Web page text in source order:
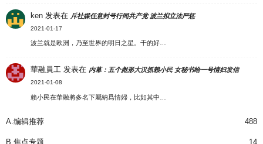
ken 发表在 斥社媒任意封号行同共产党 波兰拟立法严惩
2021-01-17
波兰就是欧洲，乃至世界的明日之星。干的好…
華融員工 发表在 内幕：五个彪形大汉抓赖小民 女秘书给一号情妇发信
2021-01-08
賴小民在華融將多名下屬納爲情婦，比如其中…
A.编辑推荐 488
B.焦点专题 14